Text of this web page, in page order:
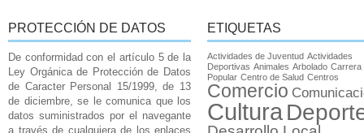
PROTECCIÓN DE DATOS
De conformidad con el artículo 5 de la
Ley Orgánica de Protección de Datos
de Caracter Personal 15/1999, de 13
de diciembre, se le comunica que los
datos suministrados por el navegante
a través de cualquiera de los enlaces
ETIQUETAS
Actividades de Juventud Actividades
Deportivas Animales Arbolado Carrera
Popular Centro de Salud Centros
Comercio
Cultura